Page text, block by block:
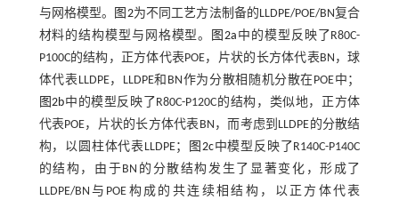
与网格模型。
图2为不同工艺方法制备的LLDPE/POE/BN复合
材料的结构模型与网格模型。
图2a 中的模型反映了R80C-
P100C的结构，正方体代表POE，片状的长方体代表BN，球
体代表LLDPE，LLDPE和BN作为分散相随机分散在POE中；
图2b中的模型反映了R80C-P120C的结构，类似地，正方体
代表POE，片状的长方体代表BN，而考虑到LLDPE的分散结
构，以圆柱体代表LLDPE；
图2c中模型反映了R140C-P140C
的结构，由于BN的分散结构发生了显著变化，形成了
LLDPE/BN与POE构成的共连续相结构，以正方体代表